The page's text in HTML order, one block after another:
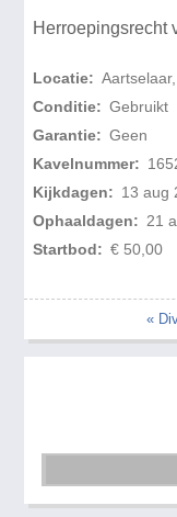
Herroepingsrecht
Locatie:
Conditie: Gebruikt
Garantie: Geen
Kavelnummer:
Kijkdagen: 13 aug
Ophaaldagen: 21
Startbod: € 50,00
«